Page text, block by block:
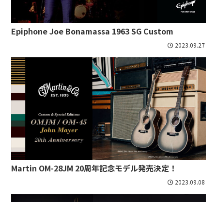
Epiphone Joe Bonamassa 1963 SG Custom
2023.09.27
Martin OM-28JM 20周年記念モデル発売決定！
2023.09.08